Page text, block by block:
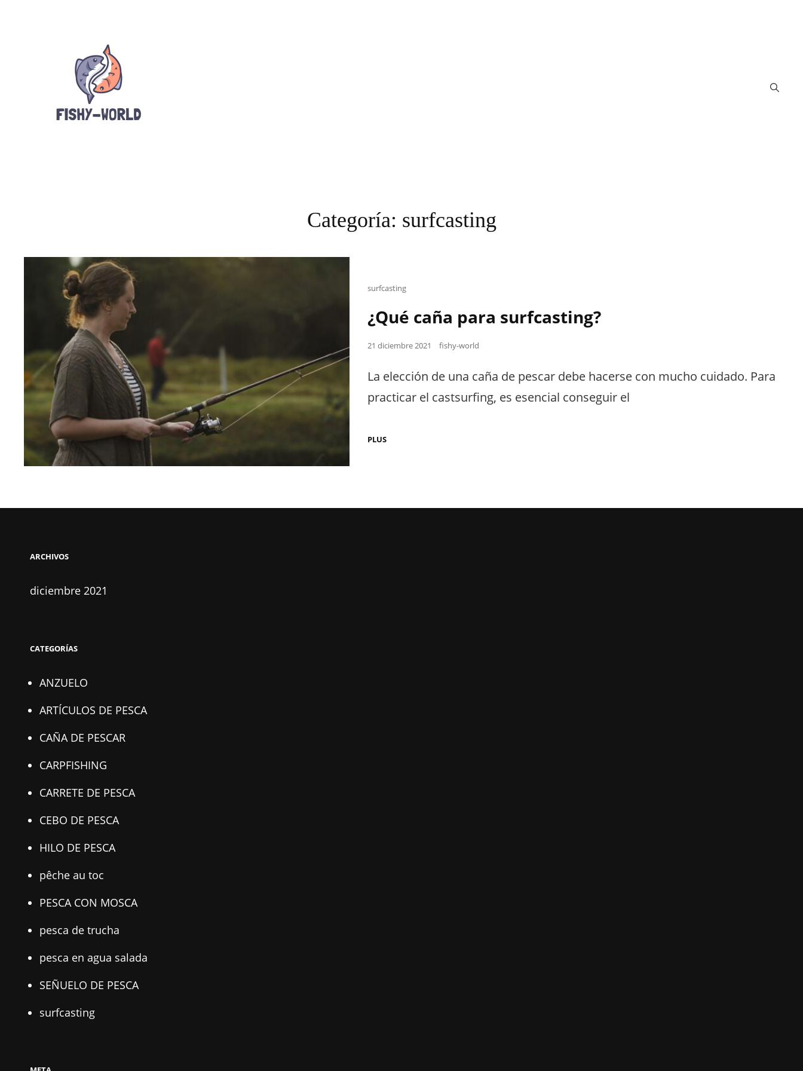
Categoría: surfcasting
Cat
surfcasting
¿Qué caña para surfcasting?
Posted
21 diciembre 2021 fishy-world
La elección de una caña de pescar debe hacerse con mucho cuidado. Para
practicar el castsurfing, es esencial conseguir el
PLUS¿QUÉ
ARCHIVOS
diciembre 2021
CATEGORÍAS
ANZUELO
ARTÍCULOS DE PESCA
CAÑA DE PESCAR
CARPFISHING
CARRETE DE PESCA
CEBO DE PESCA
HILO DE PESCA
pêche au toc
PESCA CON MOSCA
pesca de trucha
pesca en agua salada
SEÑUELO DE PESCA
surfcasting